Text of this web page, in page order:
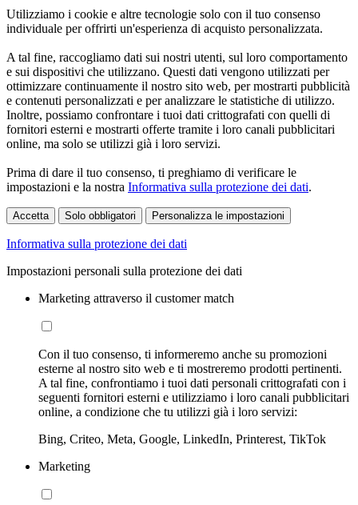
Utilizziamo i cookie e altre tecnologie solo con il tuo consenso
individuale per offrirti un'esperienza di acquisto personalizzata.
A tal fine, raccogliamo dati sui nostri utenti, sul loro comportamento
e sui dispositivi che utilizzano. Questi dati vengono utilizzati per
ottimizzare continuamente il nostro sito web, per mostrarti pubblicità
e contenuti personalizzati e per analizzare le statistiche di utilizzo.
Inoltre, possiamo confrontare i tuoi dati crittografati con quelli di
fornitori esterni e mostrarti offerte tramite i loro canali pubblicitari
online, ma solo se utilizzi già i loro servizi.
Prima di dare il tuo consenso, ti preghiamo di verificare le
impostazioni e la nostra Informativa sulla protezione dei dati.
Accetta Solo obbligatori Personalizza le impostazioni
Informativa sulla protezione dei dati
Impostazioni personali sulla protezione dei dati
Marketing attraverso il customer match
Con il tuo consenso, ti informeremo anche su promozioni
esterne al nostro sito web e ti mostreremo prodotti pertinenti.
A tal fine, confrontiamo i tuoi dati personali crittografati con i
seguenti fornitori esterni e utilizziamo i loro canali pubblicitari
online, a condizione che tu utilizzi già i loro servizi:
Bing, Criteo, Meta, Google, LinkedIn, Printerest, TikTok
Marketing